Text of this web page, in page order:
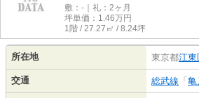
敷：-｜礼：2ヶ月
坪単価： 1.46万円
1階 / 27.27㎡ / 8.24坪
所在地 東京都江東
交通 総武線 「 亀